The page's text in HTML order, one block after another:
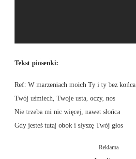
Tekst piosenki:
Ref: W marzeniach moich Ty i ty bez końca
Twój uśmiech, Twoje usta, oczy, nos
Nie trzeba mi nic więcej, nawet słońca
Gdy jesteś tutaj obok i słyszę Twój głos
Reklama